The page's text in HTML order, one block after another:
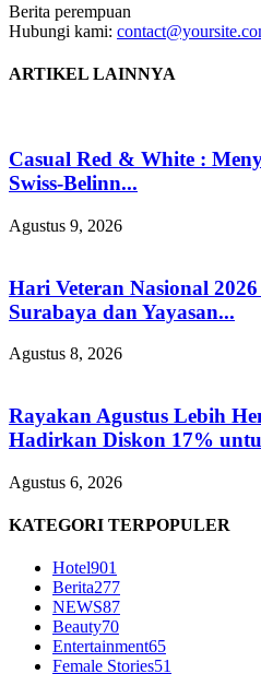
Berita perempuan
Hubungi kami:
ARTIKEL LAINNYA
Casual Red & White :
Swiss-Belinn...
Agustus 9, 2026
Hari Veteran Nasional
Surabaya dan Yayasan...
Agustus 8, 2026
Rayakan Agustus Lebih
Hadirkan Diskon 17%
Agustus 6, 2026
KATEGORI TERPOPULER
Hotel901
Berita277
NEWS87
Beauty70
Entertainment65
Female Stories51